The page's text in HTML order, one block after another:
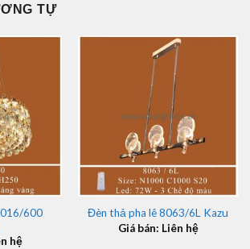
TỰ
600
hệ
Đèn thả pha lê 8063/6L Kazu
Giá bán: Liên hệ